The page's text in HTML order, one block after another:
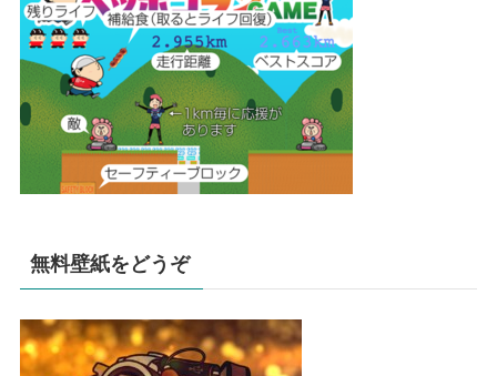
無料壁紙をどうぞ